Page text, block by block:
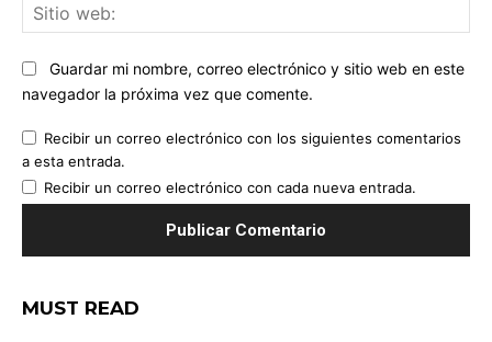
Guardar mi nombre, correo electrónico y sitio web en este
navegador la próxima vez que comente.
Recibir un correo electrónico con los siguientes comentarios
a esta entrada.
Recibir un correo electrónico con cada nueva entrada.
MUST READ